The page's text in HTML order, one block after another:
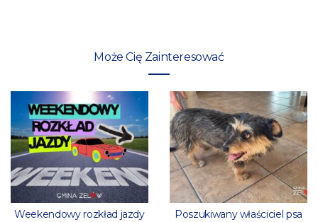
Może Cię Zainteresować
Weekendowy rozkład jazdy Poszukiwany właściciel psa